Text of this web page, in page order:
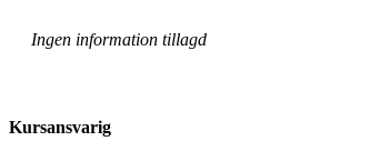
Ingen information tillagd
Kursansvarig